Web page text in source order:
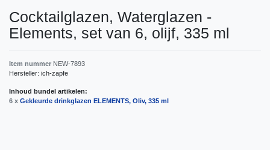
Cocktailglazen, Waterglazen -
Elements, set van 6, olijf, 335 ml
Item nummer NEW-7893
Hersteller: ich-zapfe
Inhoud bundel artikelen:
6 x Gekleurde drinkglazen ELEMENTS, Oliv, 335 ml